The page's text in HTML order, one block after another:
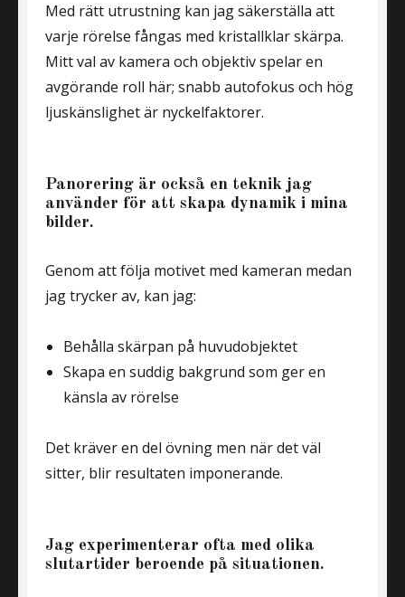
Med rätt utrustning kan jag säkerställa att
varje rörelse fångas med kristallklar skärpa.
Mitt val av kamera och objektiv spelar en
avgörande roll här; snabb autofokus och hög
ljuskänslighet är nyckelfaktorer.
Panorering är också en teknik jag
använder för att skapa dynamik i mina
bilder.
Genom att följa motivet med kameran medan
jag trycker av, kan jag:
Behålla skärpan på huvudobjektet
Skapa en suddig bakgrund som ger en
känsla av rörelse
Det kräver en del övning men när det väl
sitter, blir resultaten imponerande.
Jag experimenterar ofta med olika
slutartider beroende på situationen.